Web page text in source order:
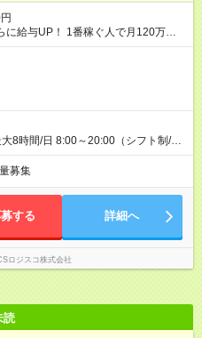
給与UP！ 1番稼ぐ人で月120万ほ
収50万
元建築関係 1日150個配達×25日勤務
8時間/日 8:00～20:00（シフト制/実
所次第では週4も有り） ※配達状況に
性有り ※案件により多少の前後あり
募集
する 詳細へ
ロジスコ株式会社
読